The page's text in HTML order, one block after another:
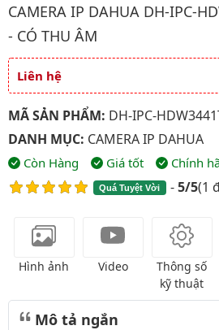
CAMERA IP DAHUA DH-IPC-
- CÓ THU ÂM
Giá và khuyến
Liên hệ
MÃ SẢN PHẨM: DH-IPC-
DANH MỤC: CAMERA IP DAHUA
Còn Hàng Giá tốt Chính
Quá Tuyệt Vời -5/5(1
Hình ảnh Video
Thông số
kỹ thuật
Mô tả ngắn